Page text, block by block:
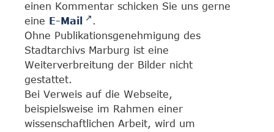
einen Kommentar schicken Sie uns gerne
eine E-Mail
.
Ohne Publikationsgenehmigung des
Stadtarchivs Marburg ist eine
Weiterverbreitung der Bilder nicht
gestattet.
Bei Verweis auf die Webseite,
beispielsweise im Rahmen einer
wissenschaftlichen Arbeit, wird um